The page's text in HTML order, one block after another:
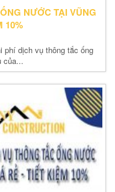
NƯỚC TẠI VŨNG
10%
phí dịch vụ thông tắc ống
của...